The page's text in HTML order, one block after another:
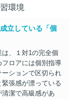
環境
立している「個
、１対1の完全個
ロアには個別指導
ションで区切られ
張感が漂っている
潔で高級感があ